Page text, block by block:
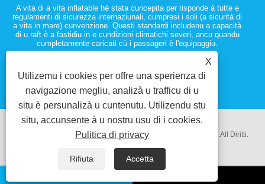
A vita di a vita inflatable hè stata cuncepita per risponde à tutte e
regulamenti di sicurezza internaziunali, cumpresi i soli (a sicurità di
a vita in mare) cunvenzione. Questi standardi includenu a capacità
di u raft è a fastidiu in e cundizioni climatichi severi, ancu quandu
cumpletamente caricati cù i passageri è l'equipaggiu.
Copyright @ 2018 Ningbo Zhenhua Equipment COTLESSLOD.All Diritti.
Sitemap RSS XML
X
Utilizemu i cookies per offre una sperienza di
navigazione megliu, analizà u trafficu di u
situ è ​​persunalizà u cuntenutu. Utilizendu stu
situ, accunsente à u nostru usu di i cookies.
Pulitica di privacy
Rifiuta Accetta